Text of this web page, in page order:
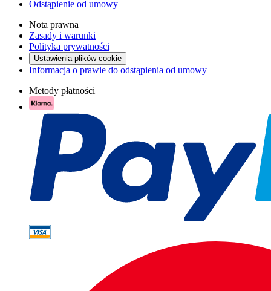
Odstąpienie od umowy
Nota prawna
Zasady i warunki
Polityka prywatności
Ustawienia plików cookie
Informacja o prawie do odstąpienia od umowy
Metody płatności